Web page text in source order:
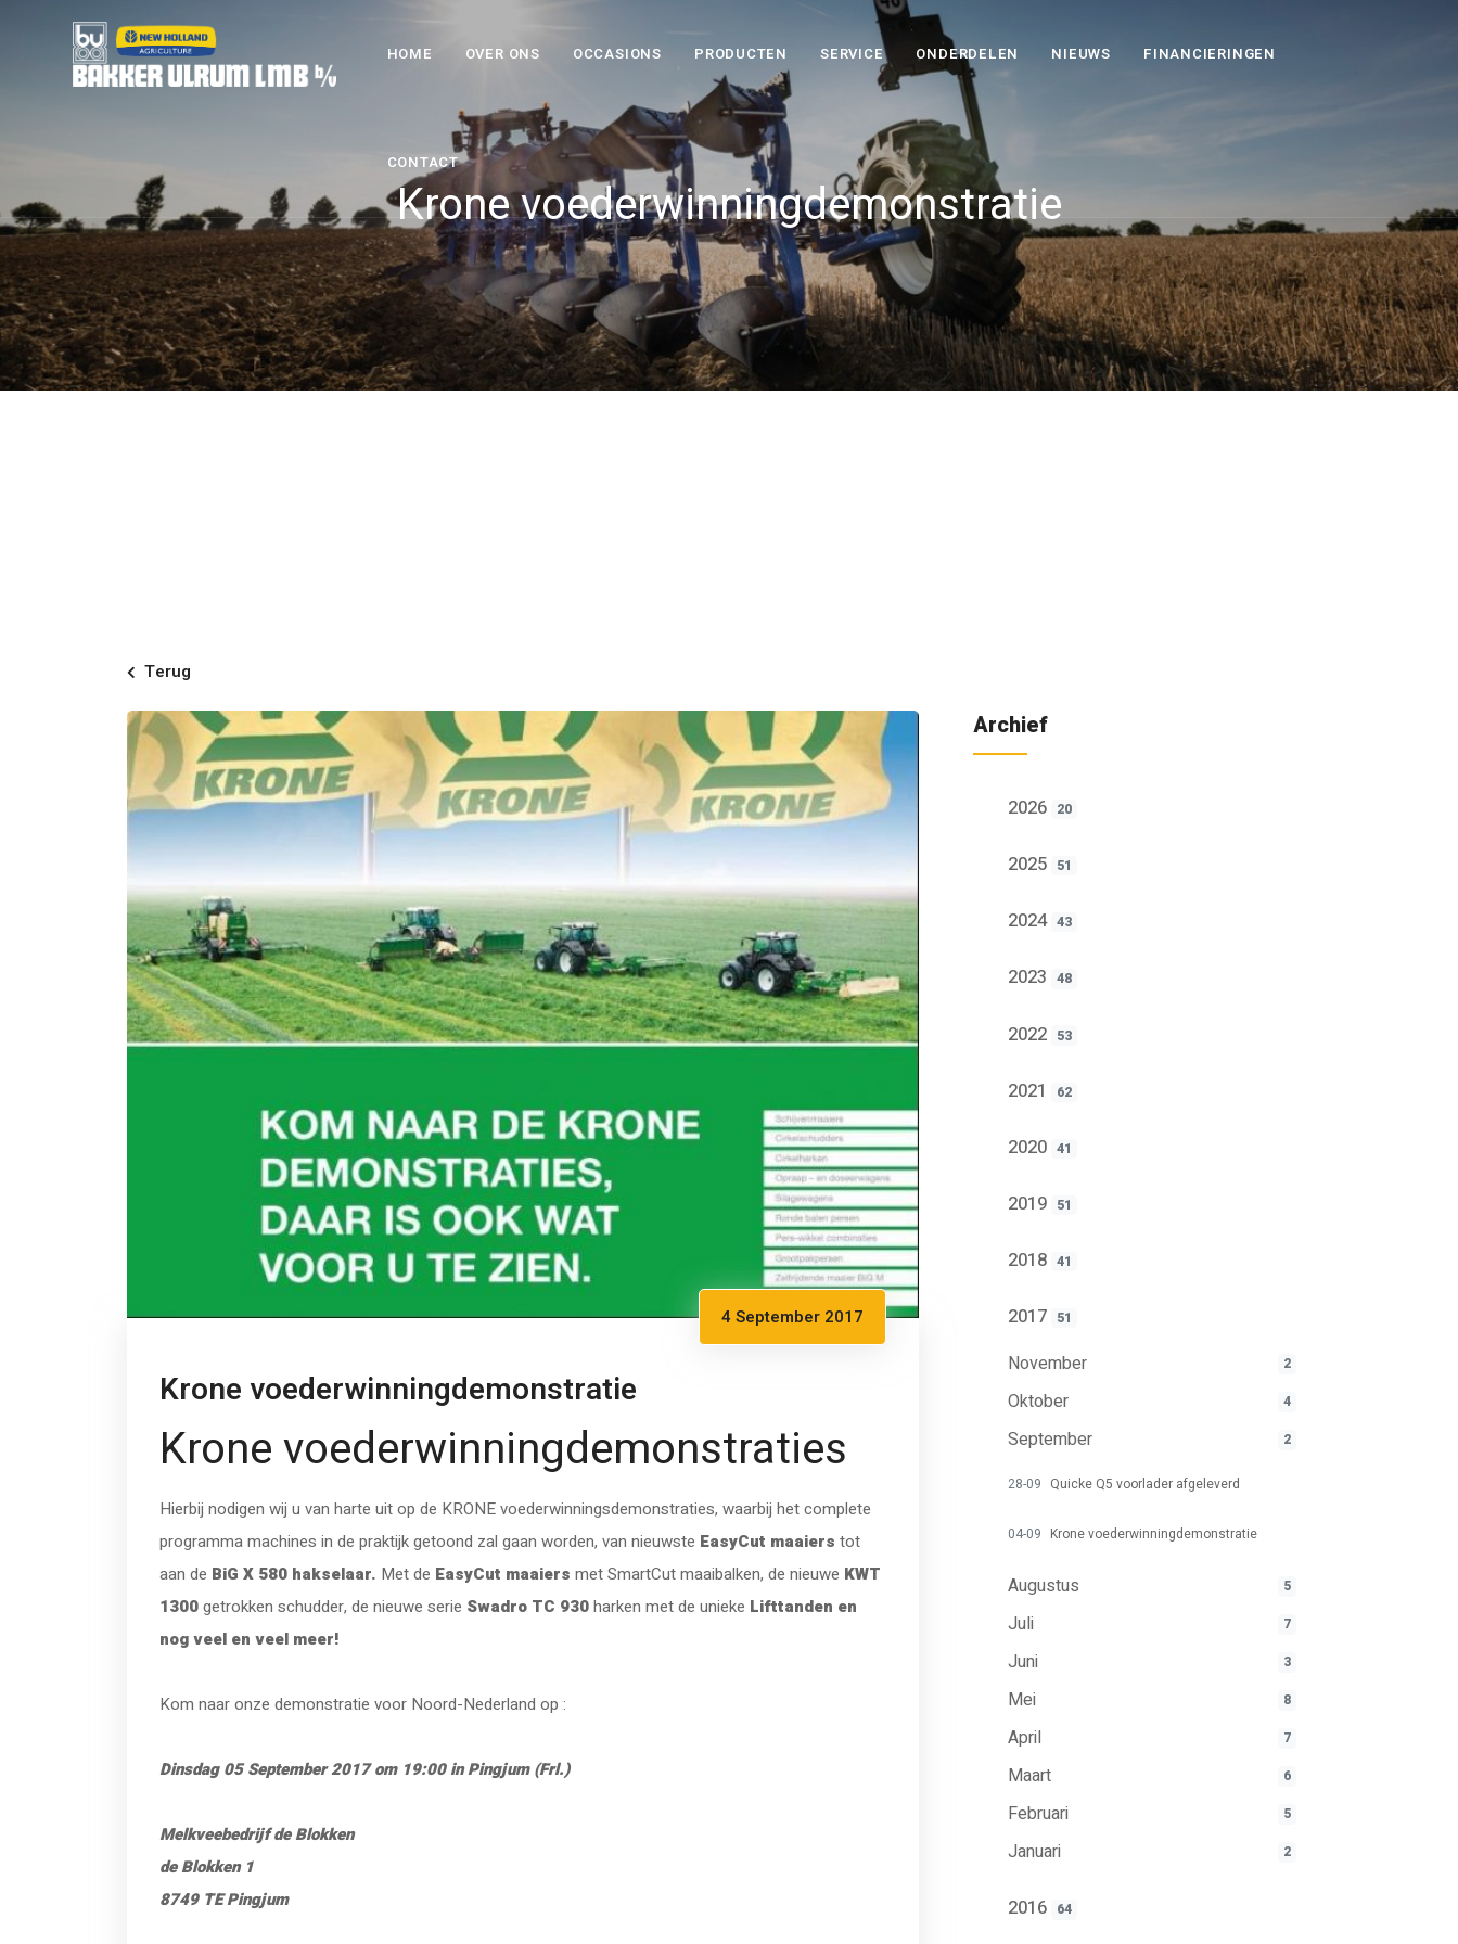
HOME OVER ONS OCCASIONS PRODUCTEN SERVICE ONDERDELEN NIEUWS FINANCIERINGEN
CONTACT
Krone voederwinningdemonstratie
Terug
4 September 2017
Krone voederwinningdemonstratie
Krone voederwinningdemonstraties
Hierbij nodigen wij u van harte uit op de KRONE voederwinningsdemonstraties, waarbij het complete
programma machines in de praktijk getoond zal gaan worden, van nieuwste EasyCut maaiers tot
aan de BiG X 580 hakselaar. Met de EasyCut maaiers met SmartCut maaibalken, de nieuwe KWT
1300getrokken schudder, de nieuwe serie Swadro TC 930harken met de unieke Lifttanden en
nog veel en veel meer!
Kom naar onze demonstratie voor Noord-Nederland op :
Dinsdag 05 September 2017 om 19:00 in Pingjum (Frl.)
Melkveebedrijf de Blokken
de Blokken 1
8749 TE Pingjum
Archief
2026 20
2025 51
2024 43
2023 48
2022 53
2021 62
2020 41
2019 51
2018 41
2017 51
November 2
Oktober 4
September 2
28-09 Quicke Q5 voorlader afgeleverd
04-09 Krone voederwinningdemonstratie
Augustus 5
Juli 7
Juni 3
Mei 8
April 7
Maart 6
Februari 5
Januari 2
2016 64